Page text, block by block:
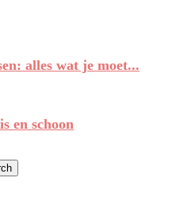
alles wat je moet...
en schoon